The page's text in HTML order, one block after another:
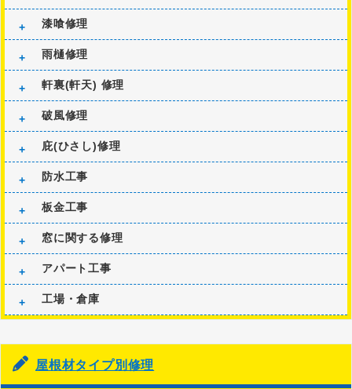
漆喰修理
雨樋修理
軒裏(軒天) 修理
破風修理
庇(ひさし)修理
防水工事
板金工事
窓に関する修理
アパート工事
工場・倉庫
屋根材タイプ別修理